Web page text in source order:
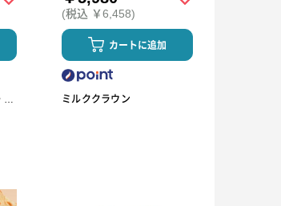
(税込 ￥6,458)
カートに追加
ミルククラウン